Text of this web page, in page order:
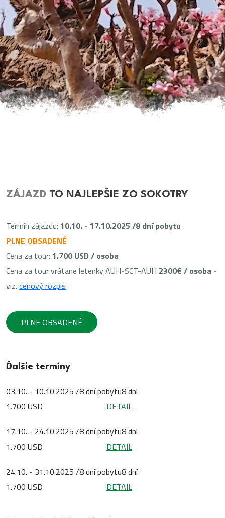
ZÁJAZD TO NAJLEPŠIE ZO SOKOTRY
Termín zájazdu: 10.10. - 17.10.2025 /8 dní pobytu
PLNE OBSADENÉ
Cena za tour: 1.700 USD / osoba
Cena za tour vrátane letenky AUH-SCT-AUH 2300€ / osoba -
viz. cenový rozpis
PLNE OBSADENÉ
Ďalšie termíny
03.10. - 10.10.2025 /8 dní pobytu8 dní
1.700 USD
DETAIL
17.10. - 24.10.2025 /8 dní pobytu8 dní
1.700 USD
DETAIL
24.10. - 31.10.2025 /8 dní pobytu8 dní
1.700 USD
DETAIL